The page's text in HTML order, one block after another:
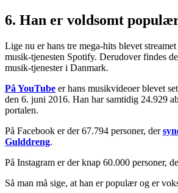
6. Han er voldsomt
Lige nu er hans tre mega-hits blevet
musik-tjenesten Spotify. Derudover findes
musik-tjenester i Danmark.
På YouTube er hans musikvideoer blevet
den 6. juni 2016. Han har samtidig 24.929
portalen.
På Facebook er der 67.794 personer, der
Gulddreng.
På Instagram er der knap 60.000 personer,
Så man må sige, at han er populær og er